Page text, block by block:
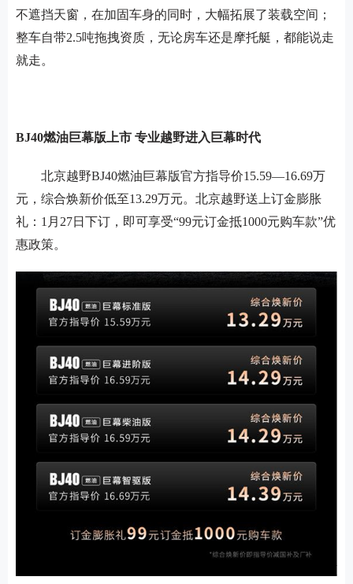
不遮挡天窗，在加固车身的同时，大幅拓展了装载空间；
整车自带2.5吨拖拽资质，无论房车还是摩托艇，都能说走
就走。
BJ40燃油巨幕版上市 专业越野进入巨幕时代
北京越野BJ40燃油巨幕版官方指导价15.59—16.69万
元， 综合焕新价低至13.29万元。北京越野送上订金膨胀
礼： 1月27日下订，即可享受“99元订金抵1000元购车款”优
惠政策。